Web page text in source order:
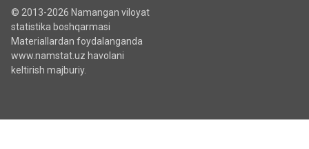
© 2013-2026 Namangan viloyat
statistika boshqarmasi
Materiallardan foydalanganda
www.namstat.uz havolani
keltirish majburiy.